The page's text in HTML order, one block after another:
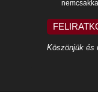
Köszönjük és